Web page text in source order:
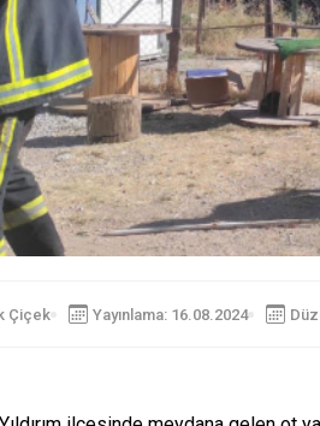
Çiçek Yayınlama: 16.08.2024